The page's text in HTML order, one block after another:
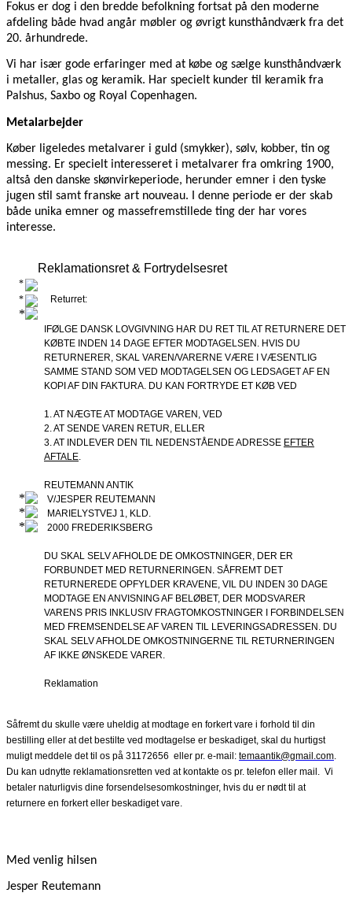
Fokus er dog i den bredde befolkning fortsat på den moderne
afdeling både hvad angår møbler og øvrigt kunsthåndværk fra det
20. århundrede.
Vi har især gode erfaringer med at købe og sælge kunsthåndværk
i metaller, glas og keramik. Har specielt kunder til keramik fra
Palshus, Saxbo og Royal Copenhagen.
Metalarbejder
Køber ligeledes metalvarer i guld (smykker), sølv, kobber, tin og
messing. Er specielt interesseret i metalvarer fra omkring 1900,
altså den danske skønvirkeperiode, herunder emner i den tyske
jugen stil samt franske art nouveau. I denne periode er der skab
både unika emner og massefremstillede ting der har vores
interesse.
Reklamationsret & Fortrydelsesret
Returret:
IFØLGE DANSK LOVGIVNING HAR DU RET TIL AT RETURNERE DET
KØBTE INDEN 14 DAGE EFTER MODTAGELSEN. HVIS DU
RETURNERER, SKAL VAREN/VARERNE VÆRE I VÆSENTLIG
SAMME STAND SOM VED MODTAGELSEN OG LEDSAGET AF EN
KOPI AF DIN FAKTURA. DU KAN FORTRYDE ET KØB VED
1. AT NÆGTE AT MODTAGE VAREN, VED
2. AT SENDE VAREN RETUR, ELLER
3. AT INDLEVER DEN TIL NEDENSTÅENDE ADRESSE EFTER
AFTALE.
REUTEMANN ANTIK
V/JESPER REUTEMANN
MARIELYSTVEJ 1, KLD.
2000 FREDERIKSBERG
DU SKAL SELV AFHOLDE DE OMKOSTNINGER, DER ER
FORBUNDET MED RETURNERINGEN. SÅFREMT DET
RETURNEREDE OPFYLDER KRAVENE, VIL DU INDEN 30 DAGE
MODTAGE EN ANVISNING AF BELØBET, DER MODSVARER
VARENS PRIS INKLUSIV FRAGTOMKOSTNINGER I FORBINDELSEN
MED FREMSENDELSE AF VAREN TIL LEVERINGSADRESSEN. DU
SKAL SELV AFHOLDE OMKOSTNINGERNE TIL RETURNERINGEN
AF IKKE ØNSKEDE VARER.
Reklamation
Såfremt du skulle være uheldig at modtage en forkert vare i forhold til din
bestilling eller at det bestilte ved modtagelse er beskadiget, skal du hurtigst
muligt meddele det til os på 31172656 eller pr. e-mail: temaantik@gmail.com
Du kan udnytte reklamationsretten ved at kontakte os pr. telefon eller mail.
Vi
betaler naturligvis dine forsendelsesomkostninger, hvis du er nødt til at
returnere en forkert eller beskadiget vare.
Med venlig hilsen
Jesper Reutemann